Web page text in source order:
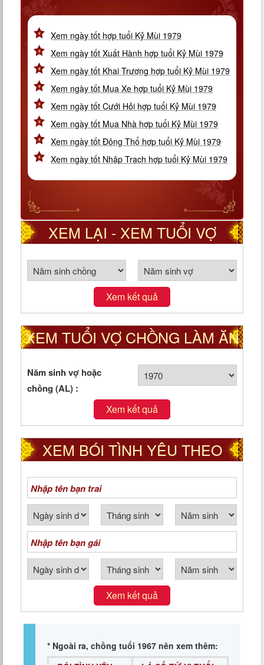
Xem ngày tốt hợp tuổi Kỷ Mùi 1979
Xem ngày tốt Xuất Hành hợp tuổi Kỷ Mùi 1979
Xem ngày tốt Khai Trương hợp tuổi Kỷ Mùi 1979
Xem ngày tốt Mua Xe hợp tuổi Kỷ Mùi 1979
Xem ngày tốt Cưới Hỏi hợp tuổi Kỷ Mùi 1979
Xem ngày tốt Mua Nhà hợp tuổi Kỷ Mùi 1979
Xem ngày tốt Động Thổ hợp tuổi Kỷ Mùi 1979
Xem ngày tốt Nhập Trạch hợp tuổi Kỷ Mùi 1979
XEM LẠI - XEM TUỔI VỢ
CHỒNG THEO CUNG PHI
Xem kết quả
XEM TUỔI VỢ CHỒNG LÀM ĂN
TỐT HAY XẤU
Năm sinh vợ hoặc
chồng (AL) :
Xem kết quả
XEM BÓI TÌNH YÊU THEO
NGÀY THÁNG NĂM SINH
Xem kết quả
* Ngoài ra, chồng tuổi 1967 nên xem thêm: